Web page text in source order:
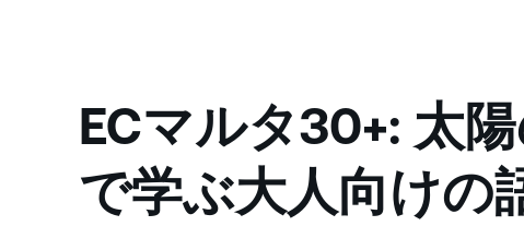
ECマルタ30+: 太
で学ぶ大人向けの